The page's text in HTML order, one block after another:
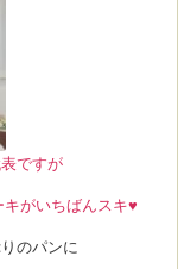
ですが
がいちばんスキ♥
のパンに